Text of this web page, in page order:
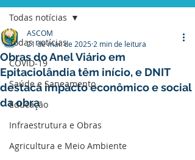
Todas notícias
COVID-19
Saúde e Saneamento
Educação
Infraestrutura e Obras
Agricultura e Meio Ambiente
Todas notícias
Obras do Anel Viário em
Epitaciolândia têm início, e DNIT
destaca impacto econômico e social
da obra
ASCOM
21 de mai. de 2025 2 min de leitura